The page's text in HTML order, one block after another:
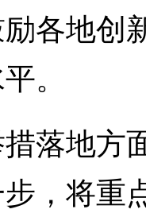
各地创
。
地方
，将重